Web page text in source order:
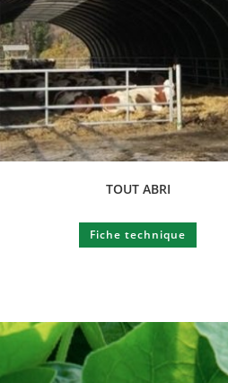
TOUT ABRI
Fiche technique